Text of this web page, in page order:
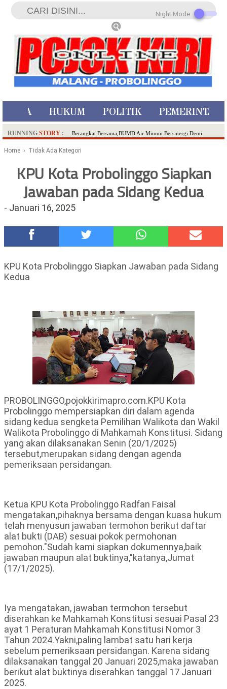
HUKUM POLITIK
RUNNING STORY : Berangkat Bersama,BUMD Air Minum Bersinergi Demi
Ditangkap di Kediri,Satu Buron
SDN Sumberejo 02 Kota Batu Kembangkan Program Inovasi
Literasi Melalui LASKAR JODA, Usung Filosofi Gelar Sehelai
Tikar
Hadirkan Tujuh Sapta Pesona Wisata di Amfiteater, Mikutopia
Buka Rekrutmen Karyawan,Berikut Kualifikasinya
Bersama Petani
Tugu Tirta Usung 'Smart Water City' di Indonesia City Expo
APEKSI XVIII Medan
Meriah,Peringati Hari Bhayangkara ke-80,Polres Batu Gelar
Kapolres Cup 9 Ball Tournament,Gandeng Carabao Bistro &
Pool Batu HQ Total Hadiah Rp 5 Juta
DKD PERADI Malang Jatuhkan Putusan Pelanggaran Kode Etik
Home › Tidak Ada Kategori
KPU Kota Probolinggo Siapkan
Jawaban pada Sidang Kedua
- Januari 16, 2025
KPU Kota Probolinggo Siapkan Jawaban pada Sidang
Kedua
PROBOLINGGO,pojokkirimapro.com.KPU Kota
Probolinggo mempersiapkan diri dalam agenda
sidang kedua sengketa Pemilihan Walikota dan Wakil
Walikota Probolinggo di Mahkamah Konstitusi. Sidang
yang akan dilaksanakan Senin (20/1/2025)
tersebut,merupakan sidang dengan agenda
pemeriksaan persidangan.
Ketua KPU Kota Probolinggo Radfan Faisal
mengatakan,pihaknya bersama dengan kuasa hukum
telah menyusun jawaban termohon berikut daftar
alat bukti (DAB) sesuai pokok permohonan
pemohon."Sudah kami siapkan dokumennya,baik
jawaban maupun alat buktinya,"katanya,Jumat
(17/1/2025).
Iya mengatakan, jawaban termohon tersebut
diserahkan ke Mahkamah Konstitusi sesuai Pasal 23
ayat 1 Peraturan Mahkamah Konstitusi Nomor 3
Tahun 2024.Yakni,paling lambat satu hari kerja
sebelum pemeriksaan persidangan. Karena sidang
dilaksanakan tanggal 20 Januari 2025,maka jawaban
berikut alat buktinya diserahkan tanggal 17 Januari
2025.
Night Mode